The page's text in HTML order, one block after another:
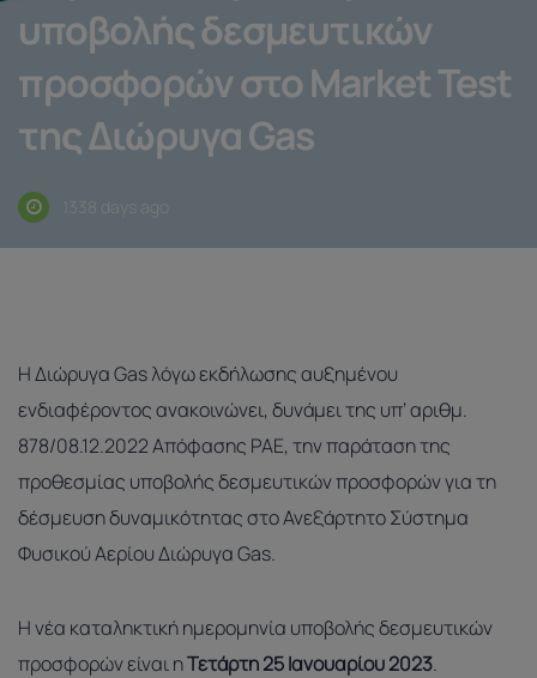
υποβολής δεσμευτικών
προσφορών στο Market Test
της Διώρυγα Gas
1338 days ago
Η Διώρυγα Gas λόγω εκδήλωσης αυξημένου
ενδιαφέροντος ανακοινώνει, δυνάμει της υπ’ αριθμ.
878/08.12.2022 Απόφασης ΡΑΕ, την παράταση της
προθεσμίας υποβολής δεσμευτικών προσφορών για τη
δέσμευση δυναμικότητας στο Ανεξάρτητο Σύστημα
Φυσικού Αερίου Διώρυγα Gas.
Η νέα καταληκτική ημερομηνία υποβολής δεσμευτικών
προσφορών είναι ηΤετάρτη 25 Ιανουαρίου 2023.